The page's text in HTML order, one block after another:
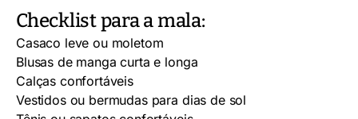
Checklist para a mala:
Casaco leve ou moletom
Blusas de manga curta e longa
Calças confortáveis
Vestidos ou bermudas para dias de sol